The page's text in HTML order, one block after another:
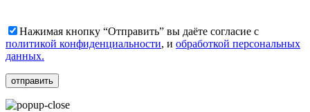
Нажимая кнопку “Отправить” вы даёте согласие с
политикой конфиденциальности, и обработкой персональных
данных.